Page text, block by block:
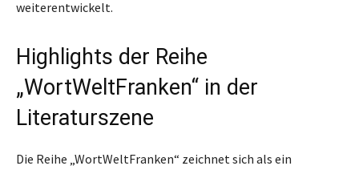
weiterentwickelt.
Highlights der Reihe
„WortWeltFranken“ in der
Literaturszene
Die Reihe „WortWeltFranken“ zeichnet sich als ein